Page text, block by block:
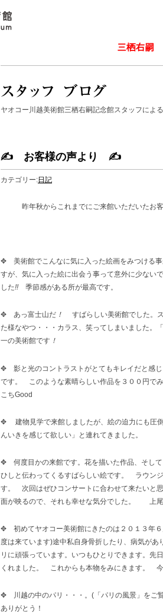
ヤオコー川越美術館三栖右嗣記念館スタッフによる
✍ お客様の声より ✍
カテゴリー:日記
昨年秋からこれまでにご来館いただいたお客
✥ 美術館でこんなに気に入った絵画をみつける事
すが、気に入った絵に出会う事って意外に少な
した!! 季節感がある所が最高です。
✥ あっ富士山だ ！
すばらしい美術館でした。
た様なやつ・・・カラス、笑ってしまいました
一の美術館です ！
✥ 影と光のコントラストがとてもキレイだと感
です。 このような素晴らしい作品を３００円で
こちGood
✥ 建物見学で来館しましたが、絵の迫力にも圧
んいきを感じて欲しい」と連れてきました。
✥ 何度目かの来館です。花を描いた作品、そして
ひしと伝わってくるすばらしい絵です。 ラウン
す。 次回はぜひコンサートに合わせて来たいと
面が映るので、それも幸せな気分でした。 上
✥ 初めてヤオコー美術館にきたのは２０１３年６
度は来ています)途中私自身骨折したり、病気が
リに頑張っています。いつもひとりできます。先
くれました。 これからも本物をみにきます
✥ 川越の中のパリ・・・。(「パリの風景」をご
ありがとう！